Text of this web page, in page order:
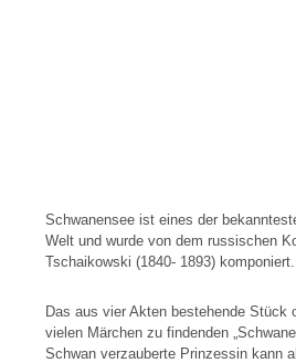
Schwanensee ist eines der
Welt und wurde von dem russischen
Tschaikowski (1840- 1893) komponiert.
Das aus vier Akten bestehende Stück
vielen Märchen zu findenden
Schwan verzauberte Prinzessin kann